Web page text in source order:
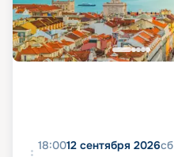
18:0012 сентября 2026сб